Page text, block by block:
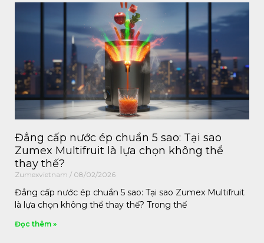
Đẳng cấp nước ép chuẩn 5 sao: Tại sao
Zumex Multifruit là lựa chọn không thể
thay thế?
Zumexvietnam 08/02/2026
Đẳng cấp nước ép chuẩn 5 sao: Tại sao Zumex Multifruit
là lựa chọn không thể thay thế? Trong thế
Đọc thêm »